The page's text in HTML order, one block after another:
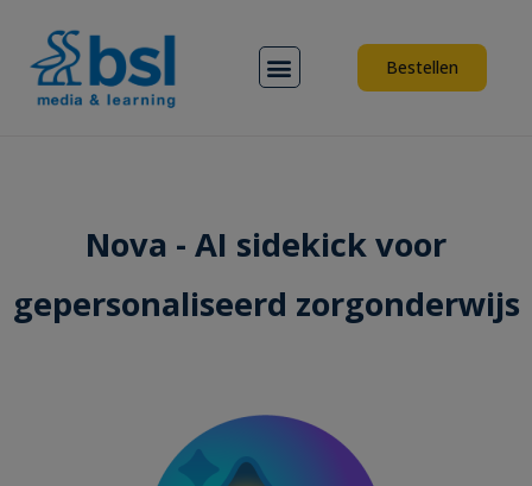
Menu Bestellen
Nova - AI sidekick voor
gepersonaliseerd zorgonderwijs​